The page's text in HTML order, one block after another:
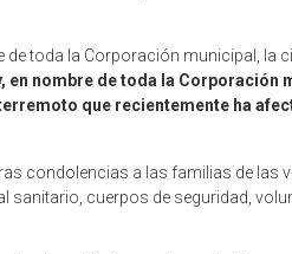
de toda la Corporación municipal,
en nombre de toda la
que recientemente ha
condolencias a las familias de las
cuerpos de seguridad,